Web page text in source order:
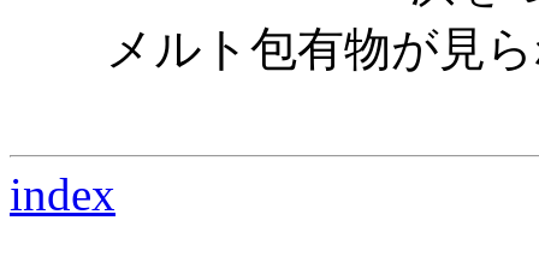
メルト包有物が見
index